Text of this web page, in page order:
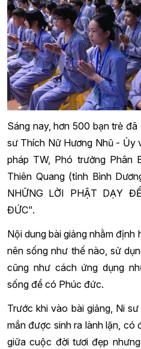
Sáng nay, hơn 500 bạn trẻ
sư Thích Nữ Hương Nhũ - Ủy
pháp TW, Phó trưởng Phân
Thiên Quang (tỉnh Bình
NHỮNG LỜI PHẬT DẠY
ĐỨC".
Nội dung bài giảng nhằm
nên sống như thế nào, sử
cũng như cách ứng dụng
sống để có Phúc đức.
Trước khi vào bài giảng, Ni
mắn được sinh ra lành lặn, có
giữa cuộc đời tươi đẹp